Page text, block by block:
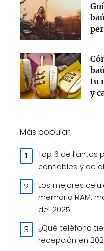
tu
y
Más popular
Top 6 de llantas
confiables y de
Los mejores
memoria RAM:
del 2025
¿Qué teléfono
recepción en